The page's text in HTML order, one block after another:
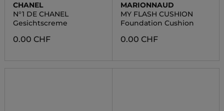
CHANEL
N°1 DE CHANEL
Gesichtscreme
0.00 CHF
MARIONNAUD
MY FLASH CUSHION
Foundation Cushion
0.00 CHF